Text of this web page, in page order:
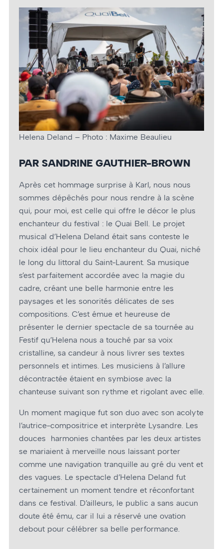
Helena Deland – Photo : Maxime Beaulieu
PAR SANDRINE GAUTHIER-BROWN
Après cet hommage surprise à Karl, nous nous
sommes dépêchés pour nous rendre à la scène
qui, pour moi, est celle qui offre le décor le plus
enchanteur du festival : le Quai Bell. Le projet
musical d’Helena Deland était sans conteste le
choix idéal pour le lieu enchanteur du Quai, niché
le long du littoral du Saint-Laurent. Sa musique
s’est parfaitement accordée avec la magie du
cadre, créant une belle harmonie entre les
paysages et les sonorités délicates de ses
compositions. C’est émue et heureuse de
présenter le dernier spectacle de sa tournée au
Festif qu’Helena nous a touché par sa voix
cristalline, sa candeur à nous livrer ses textes
personnels et intimes. Les musiciens à l’allure
décontractée étaient en symbiose avec la
chanteuse suivant son rythme et rigolant avec elle.
Un moment magique fut son duo avec son acolyte
l’autrice-compositrice et interprète Lysandre. Les
douces harmonies chantées par les deux artistes
se mariaient à merveille nous laissant porter
comme une navigation tranquille au gré du vent et
des vagues. Le spectacle d’Helena Deland fut
certainement un moment tendre et réconfortant
dans ce festival. D’ailleurs, le public a sans aucun
doute été ému, car il lui a réservé une ovation
debout pour célébrer sa belle performance.